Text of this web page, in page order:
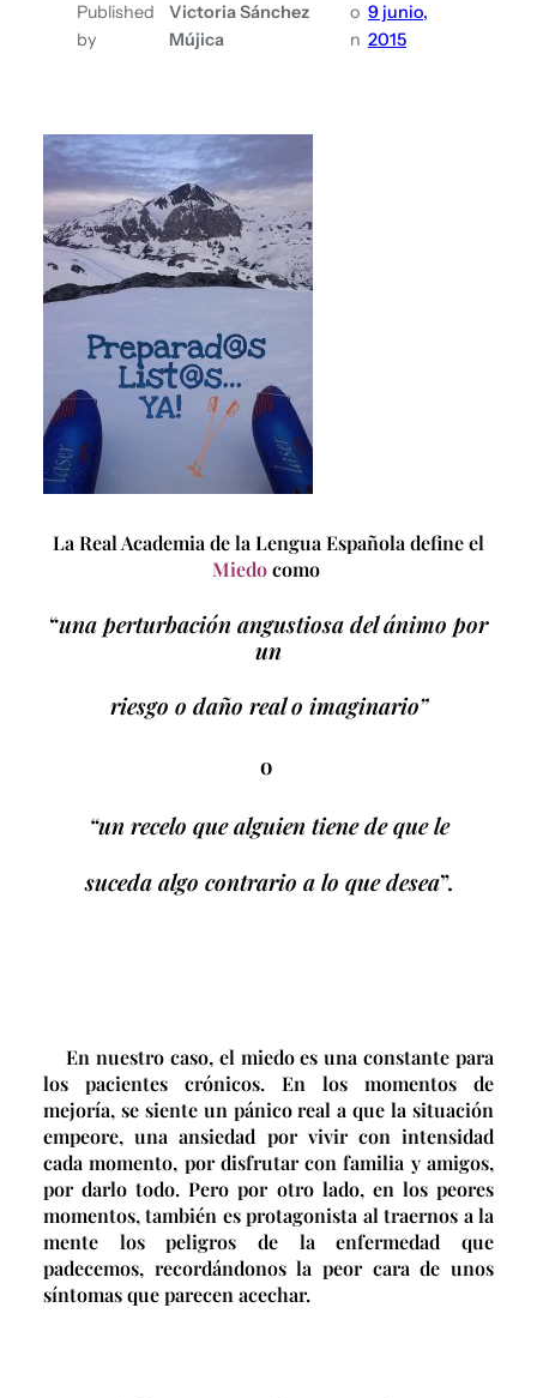
Published
by
Victoria Sánchez
Mújica
o
n
9 junio,
2015
La Real Academia de la Lengua Española define el
Miedocomo
“una perturbación angustiosa del ánimo por
un
riesgo o daño real o imaginario”
o
“un recelo que alguien tiene deque le
suceda algo contrario a lo que desea”.
En nuestro caso, el miedo es una constante para
los pacientes crónicos. En los momentos de
mejoría, se siente un pánico real a que la situación
empeore, una ansiedad por vivir con intensidad
cada momento, por disfrutar con familia y amigos,
por darlo todo. Pero por otro lado, en los peores
momentos, también es protagonista al traernos a la
mente los peligros de la enfermedad que
padecemos, recordándonos la peor cara de unos
síntomas que parecen acechar.